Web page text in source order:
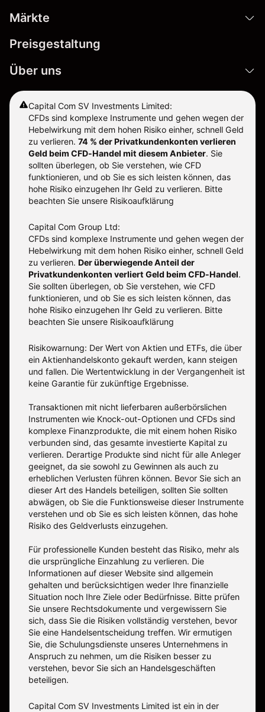
Märkte
Preisgestaltung
Über uns
Capital Com SV Investments Limited:
CFDs sind komplexe Instrumente und gehen wegen der
Hebelwirkung mit dem hohen Risiko einher, schnell Geld
zu verlieren. 74 % der Privatkundenkonten verlieren
Geld beim CFD-Handel mit diesem Anbieter. Sie
sollten überlegen, ob Sie verstehen, wie CFD
funktionieren, und ob Sie es sich leisten können, das
hohe Risiko einzugehen Ihr Geld zu verlieren. Bitte
beachten Sie unsere Risikoaufklärung
Capital Com Group Ltd:
CFDs sind komplexe Instrumente und gehen wegen der
Hebelwirkung mit dem hohen Risiko einher, schnell Geld
zu verlieren. Der überwiegende Anteil der
Privatkundenkonten verliert Geld beim CFD-Handel.
Sie sollten überlegen, ob Sie verstehen, wie CFD
funktionieren, und ob Sie es sich leisten können, das
hohe Risiko einzugehen Ihr Geld zu verlieren. Bitte
beachten Sie unsere Risikoaufklärung
Risikowarnung: Der Wert von Aktien und ETFs, die über
ein Aktienhandelskonto gekauft werden, kann steigen
und fallen. Die Wertentwicklung in der Vergangenheit ist
keine Garantie für zukünftige Ergebnisse.
Transaktionen mit nicht lieferbaren außerbörslichen
Instrumenten wie Knock-out-Optionen und CFDs sind
komplexe Finanzprodukte, die mit einem hohen Risiko
verbunden sind, das gesamte investierte Kapital zu
verlieren. Derartige Produkte sind nicht für alle Anleger
geeignet, da sie sowohl zu Gewinnen als auch zu
erheblichen Verlusten führen können. Bevor Sie sich an
dieser Art des Handels beteiligen, sollten Sie sollten
abwägen, ob Sie die Funktionsweise dieser Instrumente
verstehen und ob Sie es sich leisten können, das hohe
Risiko des Geldverlusts einzugehen.
Für professionelle Kunden besteht das Risiko, mehr als
die ursprüngliche Einzahlung zu verlieren. Die
Informationen auf dieser Website sind allgemein
gehalten und berücksichtigen weder Ihre finanzielle
Situation noch Ihre Ziele oder Bedürfnisse. Bitte prüfen
Sie unsere Rechtsdokumente und vergewissern Sie
sich, dass Sie die Risiken vollständig verstehen, bevor
Sie eine Handelsentscheidung treffen. Wir ermutigen
Sie, die Schulungsdienste unseres Unternehmens in
Anspruch zu nehmen, um die Risiken besser zu
verstehen, bevor Sie sich an Handelsgeschäften
beteiligen.
Capital Com SV Investments Limited ist ein in der